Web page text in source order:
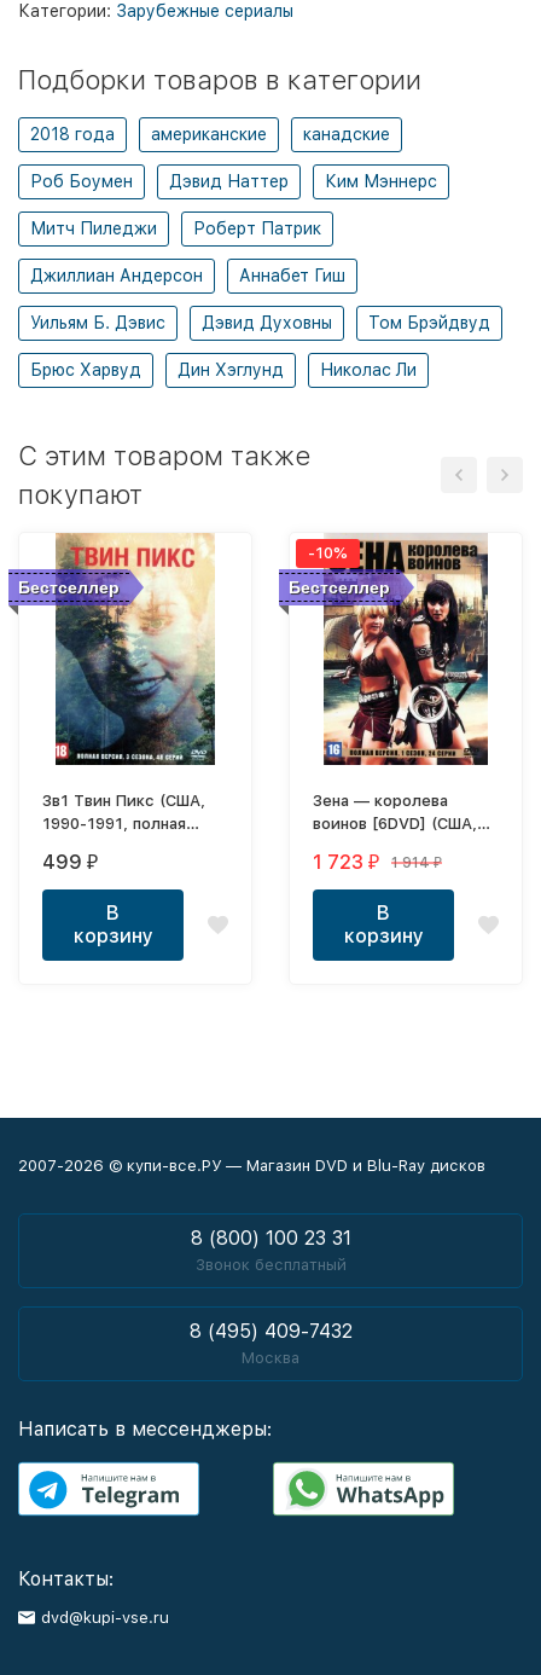
Категории: Зарубежные сериалы
Подборки товаров в категории
2018 года американские канадские
Роб Боумен Дэвид Наттер Ким Мэннерс
Митч Пиледжи Роберт Патрик
Джиллиан Андерсон Аннабет Гиш
Уильям Б. Дэвис Дэвид Духовны Том Брэйдвуд
Брюс Харвуд Дин Хэглунд Николас Ли
C этим товаром также
покупают
Бестселлер
3в1 Твин Пикс (США,
1990-1991, полная
серий)
499 ₽
В
корзину
Бестселлер
-10%
Зена — королева
воинов [6DVD] (США,
версия, 6 сезонов, 134
серии)
1 723 ₽ 1 914₽
В
корзину
2007-2026 © купи-все.РУ — Магазин DVD и Blu-Ray дисков
8 (800) 100 23 31
Звонок бесплатный
8 (495) 409-7432
Москва
Написать в мессенджеры:
Контакты:
dvd@kupi-vse.ru